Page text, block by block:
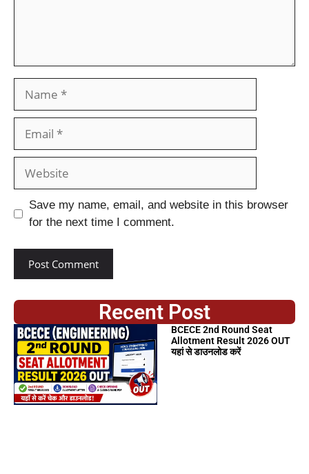
Save my name, email, and website in this browser
for the next time I comment.
Recent Post
BCECE 2nd Round Seat
Allotment Result 2026 OUT
यहां से डाउनलोड करें